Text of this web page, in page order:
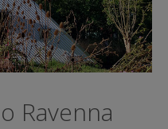
Ravenna